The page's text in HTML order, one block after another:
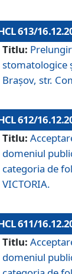
613/
Titlu:
stomatologice
Braşov, str.
612/
Titlu:
domeniul
categoria de
VICTORIA.
611/
Titlu:
domeniul